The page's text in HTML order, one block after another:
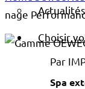
Choisir
Par
Spa
nage